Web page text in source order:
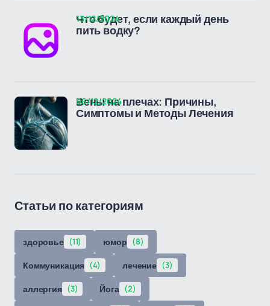
Что будет, если каждый день
пить водку?
13/12/2024
Вены на плечах: Причины,
Симптомы и Методы Лечения
06/12/2024
Статьи по категориям
здоровье (11) юмор (8)
Коммуникация (4) лечение (3)
аллергия (3) Йога (2)